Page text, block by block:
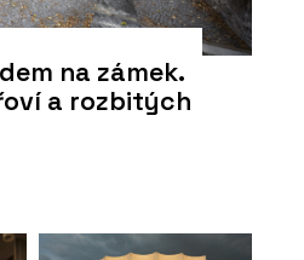
na zámek.
a rozbitých